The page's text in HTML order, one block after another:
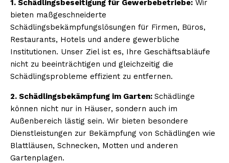
1. Schädlingsbeseitigung für Gewerbebetriebe: Wir
bieten maßgeschneiderte
Schädlingsbekämpfungslösungen für Firmen, Büros,
Restaurants, Hotels und andere gewerbliche
Institutionen. Unser Ziel ist es, Ihre Geschäftsabläufe
nicht zu beeinträchtigen und gleichzeitig die
Schädlingsprobleme effizient zu entfernen.
2. Schädlingsbekämpfung im Garten: Schädlinge
können nicht nur in Häuser, sondern auch im
Außenbereich lästig sein. Wir bieten besondere
Dienstleistungen zur Bekämpfung von Schädlingen wie
Blattläusen, Schnecken, Motten und anderen
Gartenplagen.